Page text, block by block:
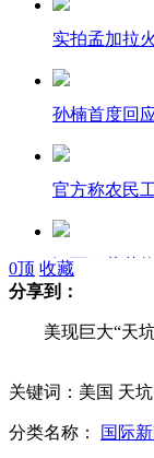
实拍孟加拉
孙楠首度回
官方称农民
江西万载花
四川北川发
0顶 收藏
分享到：
美现巨大“天坑
关键词：美国 天
分类名称： 国际